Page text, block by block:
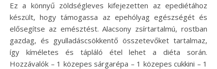
Ez a könnyű zöldségleves kifejezetten az epediétához
készült, hogy támogassa az epehólyag egészségét és
elősegítse az emésztést. Alacsony zsírtartalmú, rostban
gazdag, és gyulladáscsökkentő összetevőket tartalmaz,
így kíméletes és tápláló étel lehet a diéta során.
Hozzávalók – 1 közepes sárgarépa – 1 közepes cukkini – 1